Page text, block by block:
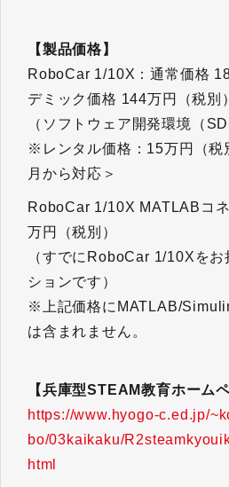
​​​​​​​【製品価格】
RoboCar 1/10X：通常価格
デミック価格 144万円（税別）
（ソフトウェア開発環境（
※レンタル価格：15万円（
月から対応＞
RoboCar 1/10X MATLABコ
万円（税別）
（すでにRoboCar 1/10Xを
ションです）
※上記価格にMATLAB/
は含まれません。
【兵庫型STEAM教育ホームペ
https://www.hyogo-c.ed.jp/
bo/03kaikaku/
html